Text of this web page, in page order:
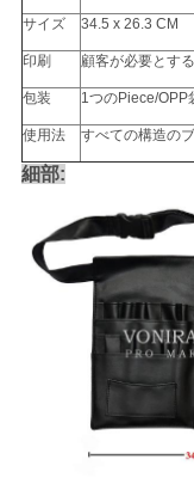
サイズ 34.5 x 26.3 CM
印刷 顧客が必要とす
包装 1つのPiece/OPP
使用法 すべての構造の
細部: